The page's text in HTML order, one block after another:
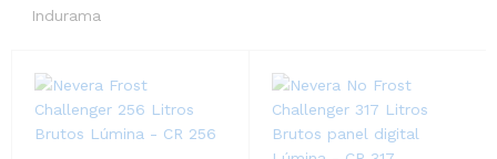
Indurama